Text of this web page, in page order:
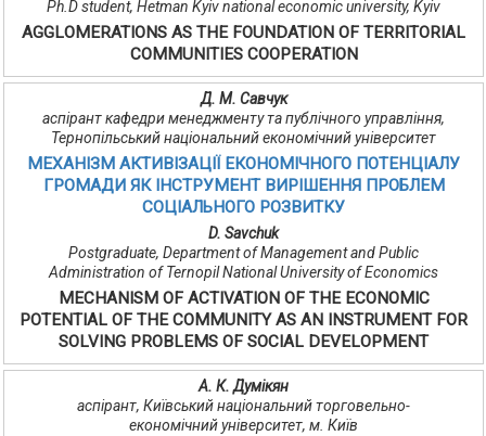
Ph.D student, Hetman Kyiv national economic university, Kyiv
AGGLOMERATIONS AS THE FOUNDATION OF TERRITORIAL
COMMUNITIES COOPERATION
Д. М. Савчук
аспірант кафедри менеджменту та публічного управління,
Тернопільський національний економічний університет
МЕХАНІЗМ АКТИВІЗАЦІЇ ЕКОНОМІЧНОГО ПОТЕНЦІАЛУ
ГРОМАДИ ЯК ІНСТРУМЕНТ ВИРІШЕННЯ ПРОБЛЕМ
СОЦІАЛЬНОГО РОЗВИТКУ
D. Savchuk
Postgraduate, Department of Management and Public
Administration of Ternopil National University of Economics
MECHANISM OF ACTIVATION OF THE ECONOMIC
POTENTIAL OF THE COMMUNITY AS AN INSTRUMENT FOR
SOLVING PROBLEMS OF SOCIAL DEVELOPMENT
А. К. Думікян
аспірант, Київський національний торговельно-
економічний університет, м. Київ